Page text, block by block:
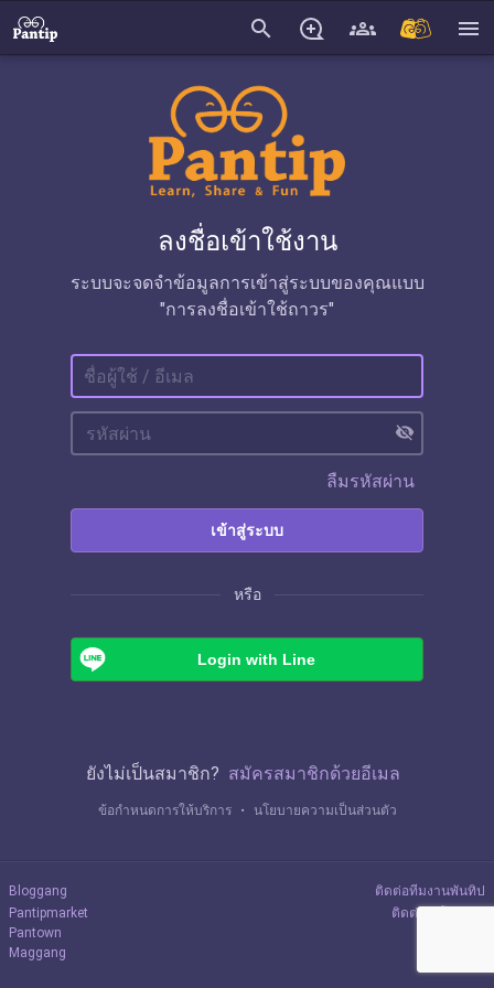
search menu
ลงชื่อเข้าใช้งาน
ระบบจะจดจำข้อมูลการเข้าสู่ระบบของคุณแบบ
"การลงชื่อเข้าใช้ถาวร"
visibility_off
ลืมรหัสผ่าน
เข้าสู่ระบบ
หรือ
Login with Line
ยังไม่เป็นสมาชิก? สมัครสมาชิกด้วยอีเมล
ข้อกำหนดการให้บริการ ・ นโยบายความเป็นส่วนตัว
Bloggang
Pantipmarket
Pantown
Maggang
ติดต่อทีมงานพันทิป
ติดต่อลงโฆษณา